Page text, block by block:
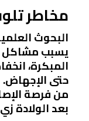
مخاطر
البحوث
يسبب مشاكل
المبكرة،
حتى
من فرصة
بعد الولادة